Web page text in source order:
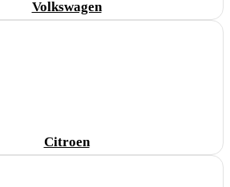
Volkswagen
Citroen